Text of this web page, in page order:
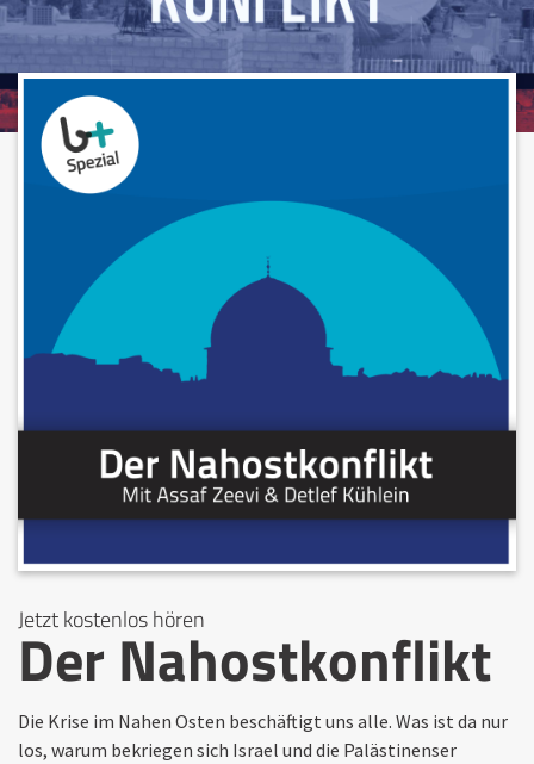
Jetzt kostenlos hören
Der Nahostkonflikt
Die Krise im Nahen Osten beschäftigt uns alle. Was ist da nur
los, warum bekriegen sich Israel und die Palästinenser